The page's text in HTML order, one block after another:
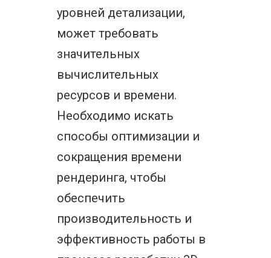
уровней детализации,
может требовать
значительных
вычислительных
ресурсов и времени.
Необходимо искать
способы оптимизации и
сокращения времени
рендеринга, чтобы
обеспечить
производительность и
эффективность работы в